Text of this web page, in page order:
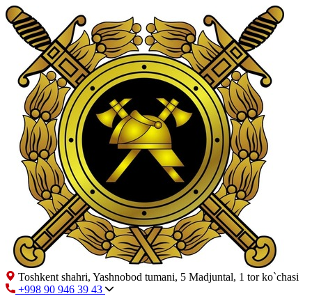
Toshkent shahri, Yashnobod tumani, 5 Madjuntal, 1 tor ko`chasi
+998 90 946 39 43